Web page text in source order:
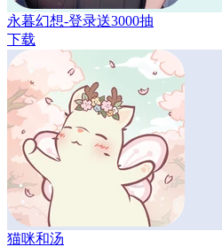
永暮幻想-登录送3000抽
下载
猫咪和汤